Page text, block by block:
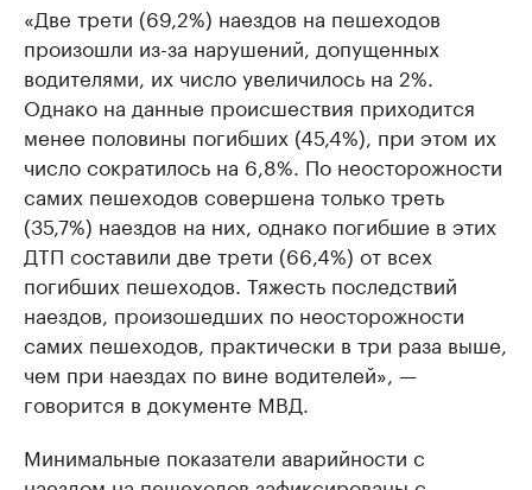
«Две трети (69,2%) наездов на пешеходов
произошли из-за нарушений, допущенных
водителями, их число увеличилось на 2%.
Однако на данные происшествия приходится
менее половины погибших (45,4%), при этом их
число сократилось на 6,8%. По неосторожности
самих пешеходов совершена только треть
(35,7%) наездов на них, однако погибшие в этих
ДТП составили две трети (66,4%) от всех
погибших пешеходов. Тяжесть последствий
наездов, произошедших по неосторожности
самих пешеходов, практически в три раза выше,
чем при наездах по вине водителей», —
говорится в документе МВД.
Минимальные показатели аварийности с